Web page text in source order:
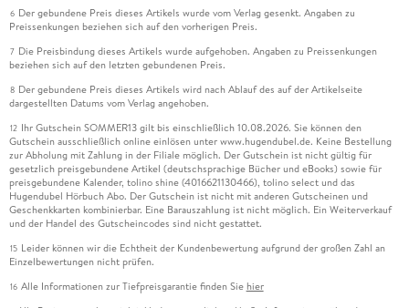
6 Der gebundene Preis dieses Artikels wurde vom Verlag gesenkt. Angaben zu
Preissenkungen beziehen sich auf den vorherigen Preis.
7 Die Preisbindung dieses Artikels wurde aufgehoben. Angaben zu Preissenkungen
beziehen sich auf den letzten gebundenen Preis.
8 Der gebundene Preis dieses Artikels wird nach Ablauf des auf der Artikelseite
dargestellten Datums vom Verlag angehoben.
12 Ihr Gutschein SOMMER13 gilt bis einschließlich 10.08.2026. Sie können den
Gutschein ausschließlich online einlösen unter www.hugendubel.de. Keine Bestellung
zur Abholung mit Zahlung in der Filiale möglich. Der Gutschein ist nicht gültig für
gesetzlich preisgebundene Artikel (deutschsprachige Bücher und eBooks) sowie für
preisgebundene Kalender, tolino shine (4016621130466), tolino select und das
Hugendubel Hörbuch Abo. Der Gutschein ist nicht mit anderen Gutscheinen und
Geschenkkarten kombinierbar. Eine Barauszahlung ist nicht möglich. Ein Weiterverkauf
und der Handel des Gutscheincodes sind nicht gestattet.
15 Leider können wir die Echtheit der Kundenbewertung aufgrund der großen Zahl an
Einzelbewertungen nicht prüfen.
16 Alle Informationen zur Tiefpreisgarantie finden Sie hier